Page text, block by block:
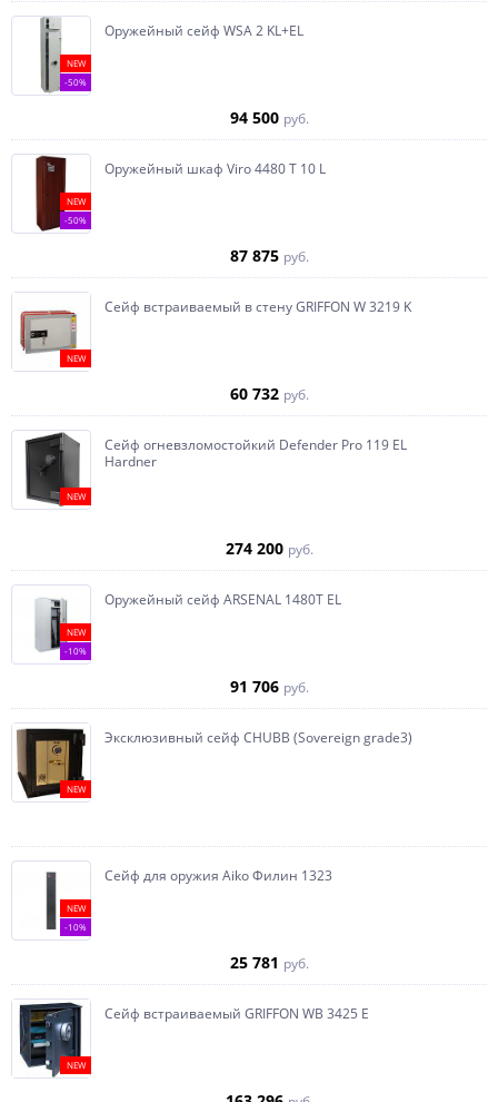
NEW
-50%
Оружейный сейф WSA 2 KL+EL
94 500 руб.
NEW
-50%
Оружейный шкаф Viro 4480 T 10 L
87 875 руб.
NEW
Сейф встраиваемый в стену GRIFFON W 3219 K
60 732 руб.
NEW
Сейф огневзломостойкий Defender Pro 119 EL
Hardner
274 200 руб.
NEW
-10%
Оружейный сейф ARSENAL 1480Т EL
91 706 руб.
NEW
Эксклюзивный сейф CHUBB (Sovereign grade3)
NEW
-10%
Сейф для оружия Aiko Филин 1323
25 781 руб.
NEW
Сейф встраиваемый GRIFFON WB 3425 E